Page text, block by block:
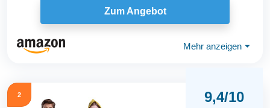
Zum Angebot
Mehr anzeigen ⏷
2 9,4/10